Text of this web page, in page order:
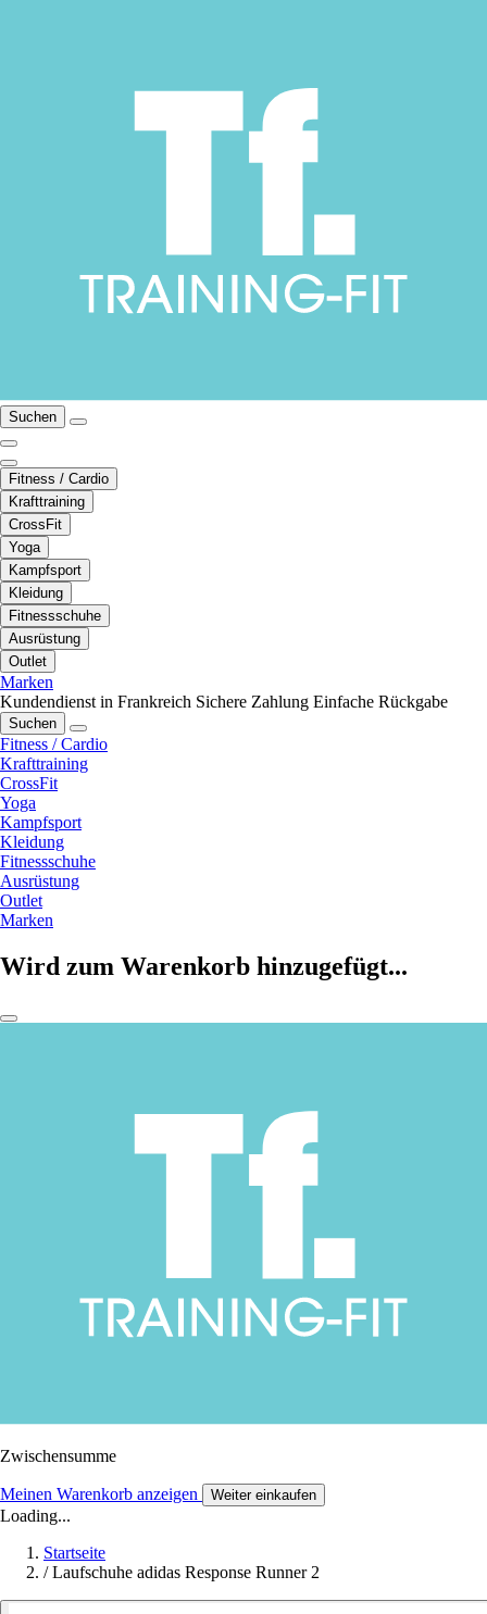
Suchen
Fitness / Cardio
Krafttraining
CrossFit
Yoga
Kampfsport
Kleidung
Fitnessschuhe
Ausrüstung
Outlet
Marken
Kundendienst in Frankreich Sichere Zahlung Einfache Rückgabe
Suchen
Fitness / Cardio
Krafttraining
CrossFit
Yoga
Kampfsport
Kleidung
Fitnessschuhe
Ausrüstung
Outlet
Marken
Wird zum Warenkorb hinzugefügt...
Zwischensumme
Meinen Warenkorb anzeigen Weiter einkaufen
Loading...
Startseite
/ Laufschuhe adidas Response Runner 2